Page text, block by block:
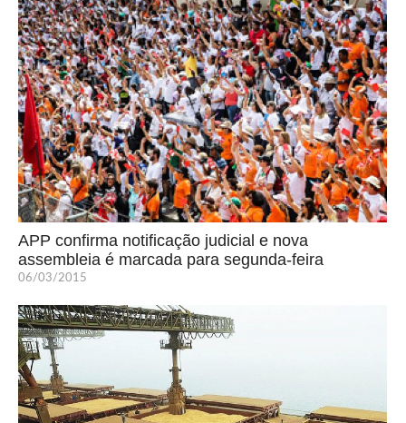
APP confirma notificação judicial e nova
assembleia é marcada para segunda-feira
06/03/2015